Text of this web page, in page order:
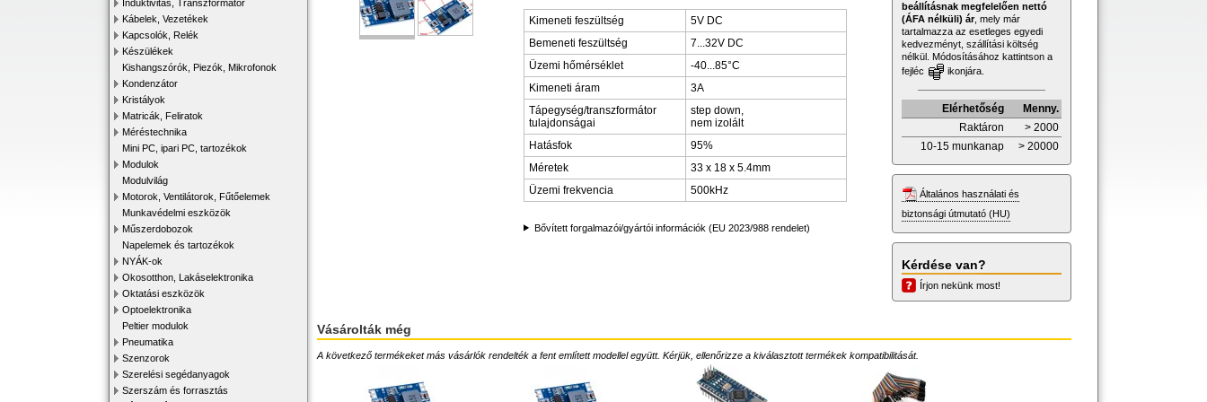
Induktivitás, Transzformátor
Kábelek, Vezetékek
Kapcsolók, Relék
Készülékek
Kishangszórók, Piezók, Mikrofonok
Kondenzátor
Kristályok
Matricák, Feliratok
Méréstechnika
Mini PC, ipari PC, tartozékok
Modulok
Modulvilág
Motorok, Ventilátorok, Fűtőelemek
Munkavédelmi eszközök
Műszerdobozok
Napelemek és tartozékok
NYÁK-ok
Okosotthon, Lakáselektronika
Oktatási eszközök
Optoelektronika
Peltier modulok
Pneumatika
Szenzorok
Szerelési segédanyagok
Szerszám és forrasztás
Kimeneti feszültség
5V DC
Bemeneti feszültség
7...32V DC
Üzemi hőmérséklet
-40...85°C
Kimeneti áram
3A
Tápegység/transzformátor
tulajdonságai
step down,
nem izolált
Hatásfok
95%
Méretek
33 x 18 x 5.4mm
Üzemi frekvencia
500kHz
Bővített forgalmazói/gyártói információk (EU 2023/988 rendelet)
beállításnak megfelelően nettó
(ÁFA nélküli) ár, mely már
tartalmazza az esetleges egyedi
kedvezményt, szállítási költség
nélkül. Módosításához kattintson a
fejléc
ikonjára.
Elérhetőség
Menny.
Raktáron
> 2000
10-15 munkanap
> 20000
Általános használati és
biztonsági útmutató (HU)
Kérdése van?
Írjon nekünk most!
Vásárolták még
A következő termékeket más vásárlók rendelték a fent említett modellel együtt. Kérjük, ellenőrizze a kiválasztott termékek kompatibilitását.